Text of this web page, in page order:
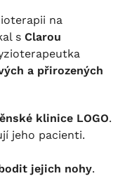
na
s Clarou
a přirozených
klinice LOGO.
jeho pacienti.
jejich nohy.